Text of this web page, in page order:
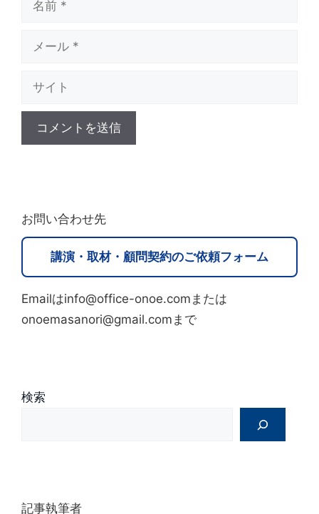
e
r
t
i
:
お問い合わせ先
講演・取材・顧問契約のご依頼フォーム
Emailはinfo@office-onoe.comまたは
onoemasanori@gmail.comまで
検索
記事執筆者